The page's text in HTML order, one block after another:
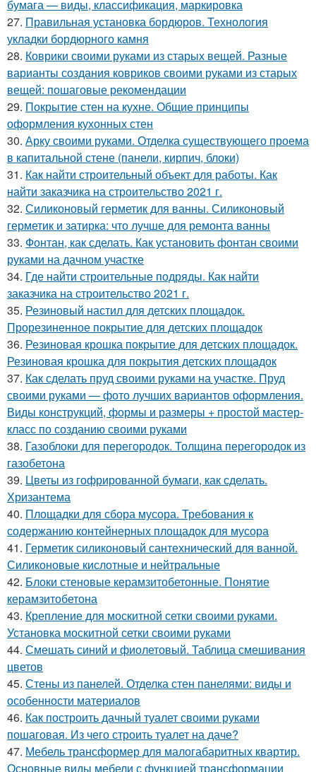
бумага — виды, классификация, маркировка
27. Правильная установка бордюров. Технология
укладки бордюрного камня
28. Коврики своими руками из старых вещей. Разные
варианты создания ковриков своими руками из старых
вещей: пошаговые рекомендации
29. Покрытие стен на кухне. Общие принципы
оформления кухонных стен
30. Арку своими руками. Отделка существующего проема
в капитальной стене (панели, кирпич, блоки)
31. Как найти строительный объект для работы. Как
найти заказчика на строительство 2021 г.
32. Силиконовый герметик для ванны. Силиконовый
герметик и затирка: что лучше для ремонта ванны
33. Фонтан, как сделать. Как установить фонтан своими
руками на дачном участке
34. Где найти строительные подряды. Как найти
заказчика на строительство 2021 г.
35. Резиновый настил для детских площадок.
Прорезиненное покрытие для детских площадок
36. Резиновая крошка покрытие для детских площадок.
Резиновая крошка для покрытия детских площадок
37. Как сделать пруд своими руками на участке. Пруд
своими руками — фото лучших вариантов оформления.
Виды конструкций, формы и размеры + простой мастер-
класс по созданию своими руками
38. Газоблоки для перегородок. Толщина перегородок из
газобетона
39. Цветы из гофрированной бумаги, как сделать.
Хризантема
40. Площадки для сбора мусора. Требования к
содержанию контейнерных площадок для мусора
41. Герметик силиконовый сантехнический для ванной.
Силиконовые кислотные и нейтральные
42. Блоки стеновые керамзитобетонные. Понятие
керамзитобетона
43. Крепление для москитной сетки своими руками.
Установка москитной сетки своими руками
44. Смешать синий и фиолетовый. Таблица смешивания
цветов
45. Стены из панелей. Отделка стен панелями: виды и
особенности материалов
46. Как построить дачный туалет своими руками
пошаговая. Из чего строить туалет на даче?
47. Мебель трансформер для малогабаритных квартир.
Основные виды мебели с функцией трансформации